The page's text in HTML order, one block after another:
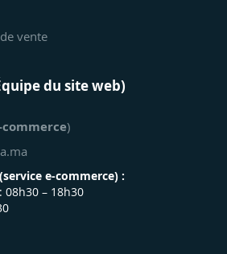
vente
du site web)
)
service e-commerce) :
– 18h30